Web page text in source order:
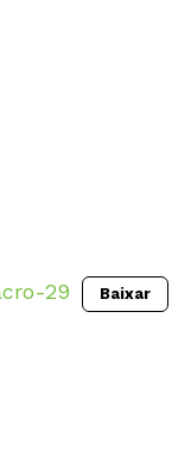
29 Baixar